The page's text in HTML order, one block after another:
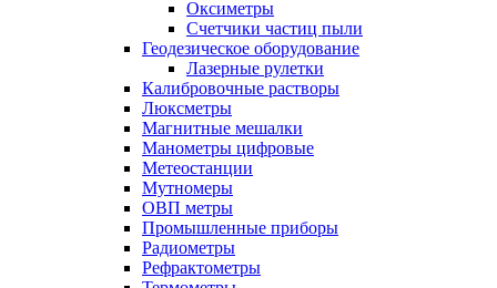
Оксиметры
Счетчики частиц пыли
Геодезическое оборудование
Лазерные рулетки
Калибровочные растворы
Люксметры
Магнитные мешалки
Манометры цифровые
Метеостанции
Мутномеры
ОВП метры
Промышленные приборы
Радиометры
Рефрактометры